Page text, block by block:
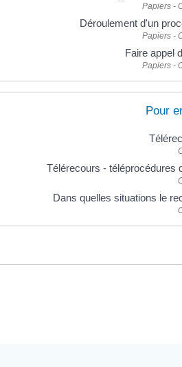
Papiers -
Déroulement d'un
Papiers -
Faire appel
Papiers -
Pour
Télérecours - téléprocédures
Dans quelles situations le